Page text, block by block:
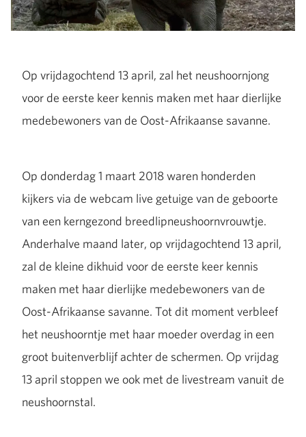
Op vrijdagochtend 13 april, zal het neushoornjong
voor de eerste keer kennis maken met haar dierlijke
medebewoners van de Oost-Afrikaanse savanne.
Op donderdag 1 maart 2018 waren honderden
kijkers via de webcam live getuige van de geboorte
van een kerngezond breedlipneushoornvrouwtje.
Anderhalve maand later, op vrijdagochtend 13 april,
zal de kleine dikhuid voor de eerste keer kennis
maken met haar dierlijke medebewoners van de
Oost-Afrikaanse savanne. Tot dit moment verbleef
het neushoorntje met haar moeder overdag in een
groot buitenverblijf achter de schermen. Op vrijdag
13 april stoppen we ook met de livestream vanuit de
neushoornstal.